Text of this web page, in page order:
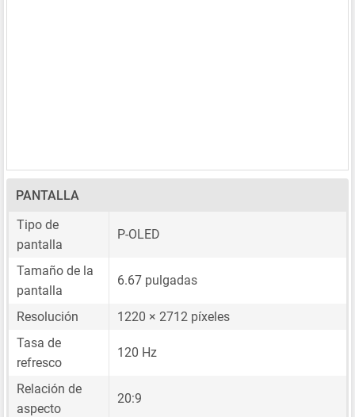
PANTALLA
Tipo de
pantalla
P-OLED
Tamaño de la
pantalla
6.67 pulgadas
Resolución
1220 × 2712 píxeles
Tasa de
refresco
120 Hz
Relación de
aspecto
20:9